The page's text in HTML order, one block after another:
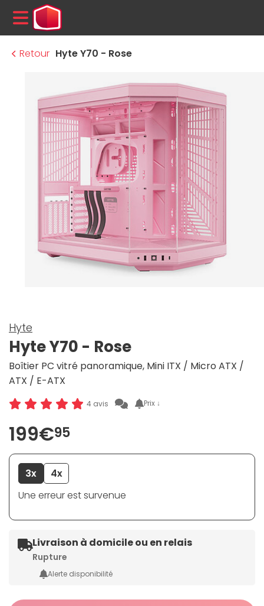
MENU
Retour Hyte Y70 - Rose
Hyte
Hyte Y70 - Rose
Boîtier PC vitré panoramique, Mini ITX / Micro ATX /
ATX / E-ATX
4 avis Prix ↓
199€95
3x
4x
Une erreur est survenue
Livraison à domicile ou en relais
Rupture
Alerte disponibilité